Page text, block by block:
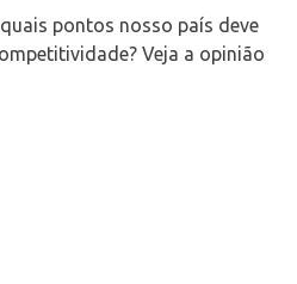
pontos nosso país deve
Veja a opinião